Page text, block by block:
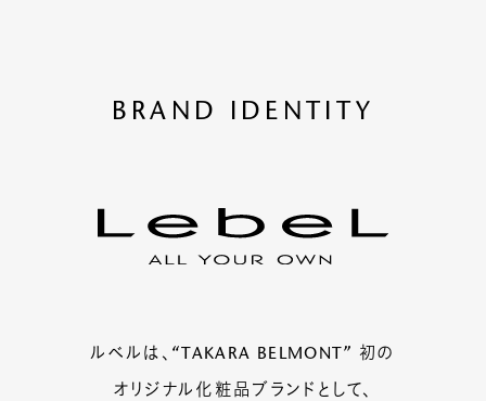
BRAND IDENTITY
ルベルは、“TAKARA BELMONT” 初の
オリジナル化粧品ブランドとして、